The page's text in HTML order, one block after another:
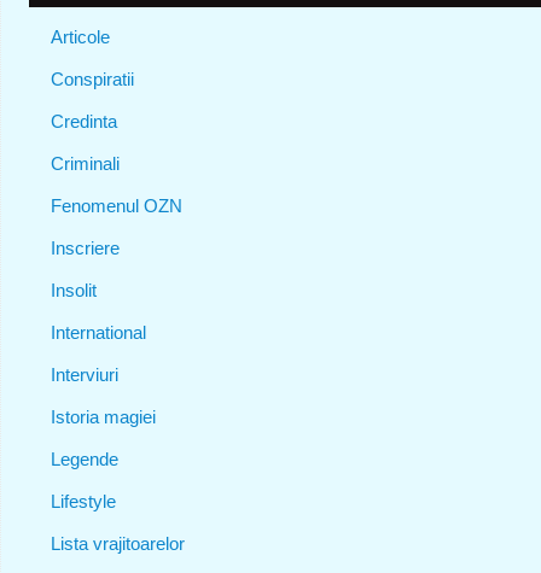
Articole
Conspiratii
Credinta
Criminali
Fenomenul OZN
Inscriere
Insolit
International
Interviuri
Istoria magiei
Legende
Lifestyle
Lista vrajitoarelor